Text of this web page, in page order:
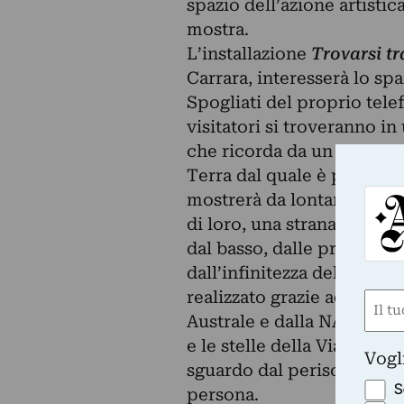
spazio dell’azione
mostra.
L’installazione Trovarsi
Carrara, interesserà lo
Spogliati del proprio
visitatori si troveranno in
che ricorda da un lato le
Terra dal quale è
mostrerà da lontano due
di loro, una strana
dal basso, dalle
dall’infinitezza
realizzato grazie ad
Australe e dalla NASA,
e le stelle della Via
sguardo dal periscopio ci
persona.
Nome